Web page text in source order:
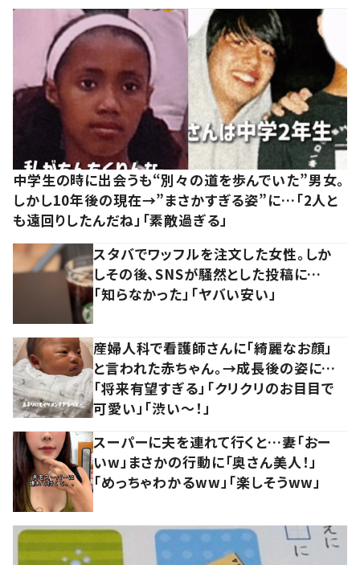
中学生の時に出会うも“別々の道を歩んでいた”男女。
しかし10年後の現在→”まさかすぎる姿”に…「2人と
も遠回りしたんだね」「素敵過ぎる」
スタバでワッフルを注文した女性。しか
しその後、SNSが騒然とした投稿に…
「知らなかった」「ヤバい安い」
産婦人科で看護師さんに「綺麗なお顔」
と言われた赤ちゃん。→成長後の姿に…
「将来有望すぎる」「クリクリのお目目で
可愛い」「渋い～！」
スーパーに夫を連れて行くと…妻「おー
いw」まさかの行動に「奥さん美人！」
「めっちゃわかるww」「楽しそうww」